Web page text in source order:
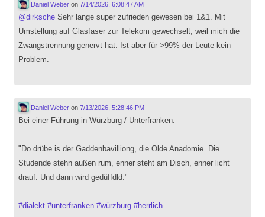
Daniel Weberon 7/14/2026, 6:08:47 AM
@dirksche Sehr lange super zufrieden gewesen bei 1&1. Mit
Umstellung auf Glasfaser zur Telekom gewechselt, weil mich die
Zwangstrennung genervt hat. Ist aber für >99% der Leute kein
Problem.
Daniel Weberon 7/13/2026, 5:28:46 PM
Bei einer Führung in Würzburg / Unterfranken:
"Do drübe is der Gaddenbavilliong, die Olde Anadomie. Die
Studende stehn außen rum, enner steht am Disch, enner licht
drauf. Und dann wird gedüffdld."
#dialekt #unterfranken #würzburg #herrlich